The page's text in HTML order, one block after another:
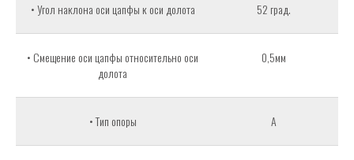
• Угол наклона оси цапфы к оси долота 52 град.
• Смещение оси цапфы относительно оси
долота
0,5мм
• Тип опоры A